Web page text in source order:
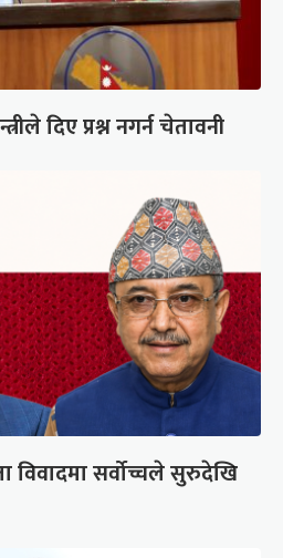
दिए प्रश्न नगर्न चेतावनी
विवादमा सर्वोच्चले सुरुदेखि